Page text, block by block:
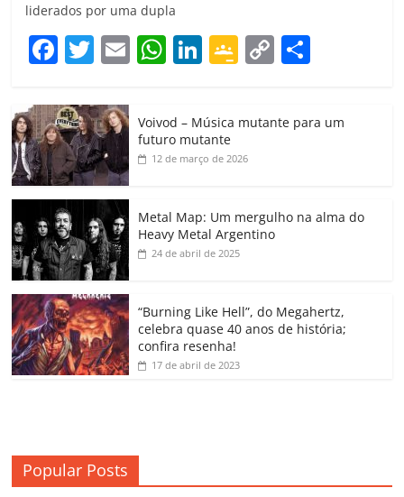
liderados por uma dupla
F
c
e
b
o
o
k
T
itt
er
E W
s
A
p
Li
e
dI
G
gl
e
a
ss
o
m
C
y
k
p
h
Voivod – Música mutante para um
futuro mutante
12 de março de 2026
Metal Map: Um mergulho na alma do
Heavy Metal Argentino
24 de abril de 2025
“Burning Like Hell”, do Megahertz,
celebra quase 40 anos de história;
confira resenha!
17 de abril de 2023
Popular Posts